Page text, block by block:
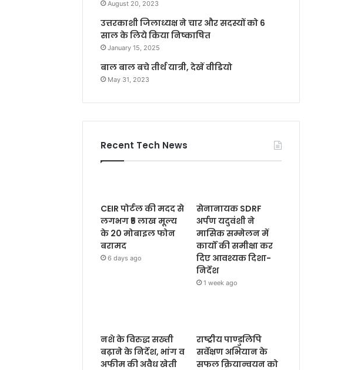
August 20, 2023
उत्तरकाशी जिलाध्यक्ष ने चार और सदस्यों को 6
साल के लिये किया निष्काषित
January 15, 2025
बाल बाल बचे तीर्थ यात्री, देखें वीडियो
May 31, 2023
Recent Tech News
CEIR पोर्टल की मदद से
लगभग ₹5 लाख मूल्य
के 20 मोबाइल फोन
बरामद
6 days ago
सेनानायक SDRF
अर्पण यदुवंशी ने
मासिक सम्मेलन में
कार्यों की समीक्षा कर
दिए आवश्यक दिशा-
निर्देश
1 week ago
नशे के विरुद्ध सख्ती
बढ़ाने के निर्देश, भांग व
अफीम की अवैध खेती
राष्ट्रीय पाण्डुलिपि
सर्वेक्षण अभियान के
सफल क्रियान्वयन को